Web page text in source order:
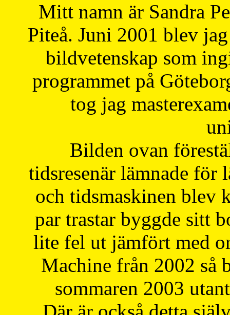
Mitt namn är Sandra
Piteå. Juni 2001 blev
bildvetenskap som
programmet på
tog jag
Bilden ovan
tidsresenär lämnade för
och tidsmaskinen blev
par trastar byggde sitt
lite fel ut jämfört med
Machine från 2002 så
sommaren 2003